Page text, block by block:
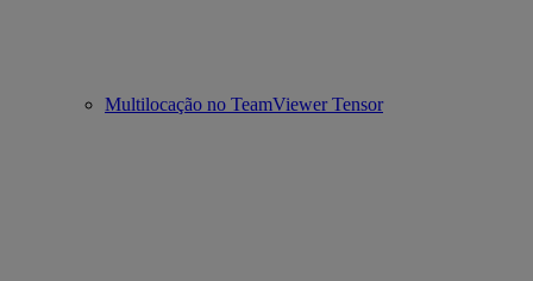
Multilocação no TeamViewer Tensor